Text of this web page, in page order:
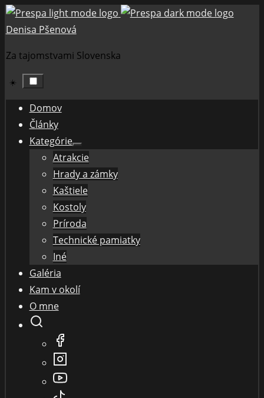
Skip
to
Denisa Pšenová
Za tajomstvami Slovenska
☀️
Domov
Články
Kategórie
Show
sub
menu
Atrakcie
Hrady a zámky
Kaštiele
Kostoly
Príroda
Technické pamiatky
Iné
Galéria
Kam v okolí
O mne